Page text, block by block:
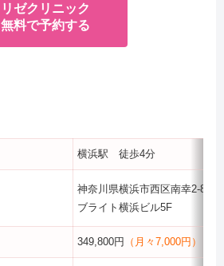
リゼクリニック
無料で予約する
横浜駅 徒歩4分
神奈川県横浜市西区南幸2-8-9
ブライト横浜ビル5F
349,800円 （月々7,000円）